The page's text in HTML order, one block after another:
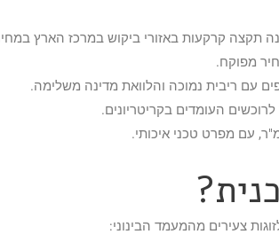
תקצה קרקעות באזורי ביקוש במרכז הארץ
מפוקח.
עם ריבית נמוכה והלוואת מדינה משלימה.
העומדים בקריטריונים.
צעירים מהמעמד הבינוני: